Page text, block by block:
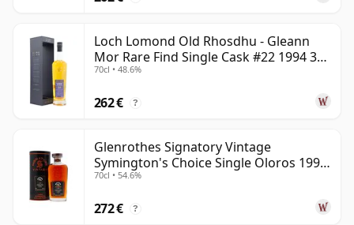
Loch Lomond Old Rhosdhu - Gleann
Mor Rare Find Single Cask #22 1994 30
años
70cl • 48.6%
262 € ?
Glenrothes Signatory Vintage
Symington's Choice Single Oloros 1995
30 años
70cl • 54.6%
272 € ?